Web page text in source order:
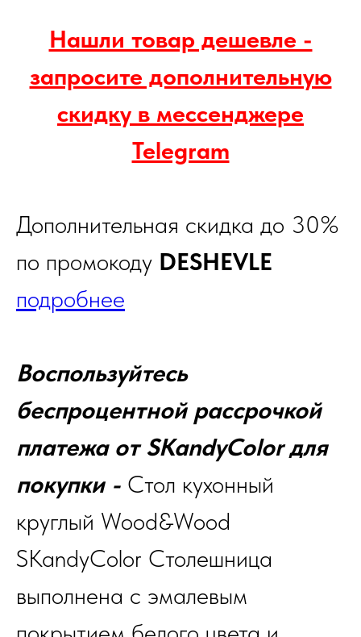
Нашли товар дешевле -
запросите дополнительную
скидку в мессенджере
Telegram
Дополнительная скидка до 30%
по промокоду DESHEVLE
подробнее
Воспользуйтесь
беспроцентной рассрочкой
платежа от SKandyColor для
покупки - Стол кухонный
круглый Wood&Wood
SKandyColor Столешница
выполнена с эмалевым